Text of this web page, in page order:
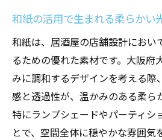
和紙の活用で生まれる柔らかい
和紙は、居酒屋の店舗設計におい
るための優れた素材です。大阪府
みに調和するデザインを考える際
感と透過性が、温かみのある柔ら
特にランプシェードやパーティシ
とで、空間全体に穏やかな雰囲気